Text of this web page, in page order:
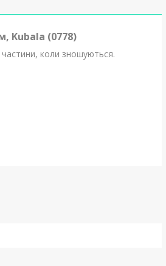
Kubala (0778)
коли зношуються.